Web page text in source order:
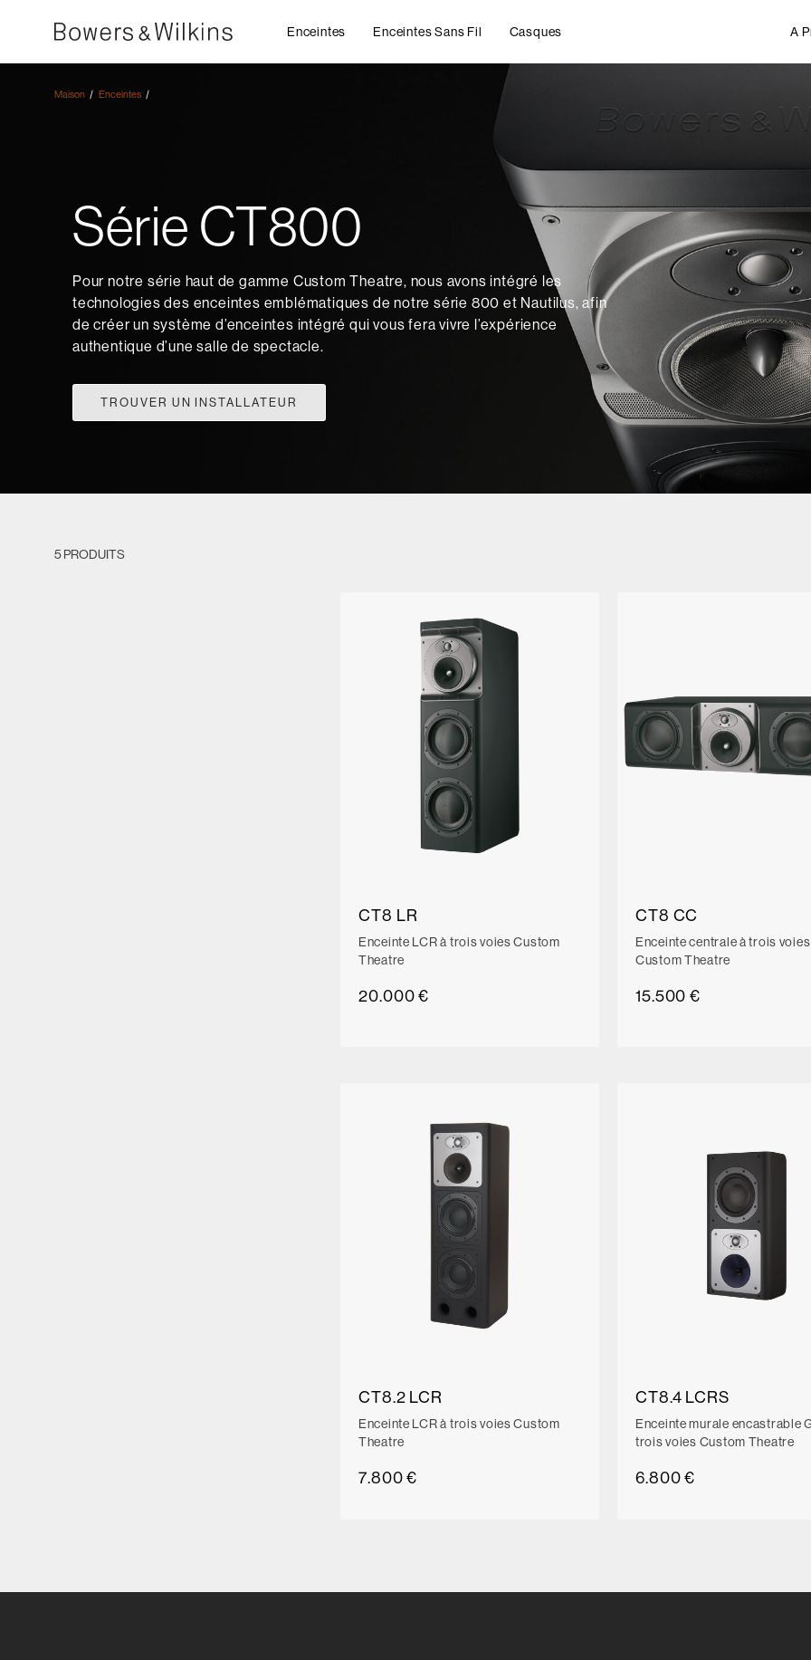
Enceintes Enceintes Sans Fil Casques A
Maison Enceintes
Série CT800
Pour notre série haut de gamme Custom Theatre, nous avons intégré les
technologies des enceintes emblématiques de notre série 800 et Nautilus, afin
de créer un système d’enceintes intégré qui vous fera vivre l’expérience
authentique d’une salle de spectacle.
TROUVER UN INSTALLATEUR
5 PRODUITS
CT8 LR
Enceinte LCR à trois voies Custom
Theatre
20.000 €
CT8 CC
Enceinte centrale à trois voies
Custom Theatre
15.500 €
CT8.2 LCR
Enceinte LCR à trois voies Custom
Theatre
7.800 €
CT8.4 LCRS
Enceinte murale encastrable
trois voies Custom Theatre
6.800 €